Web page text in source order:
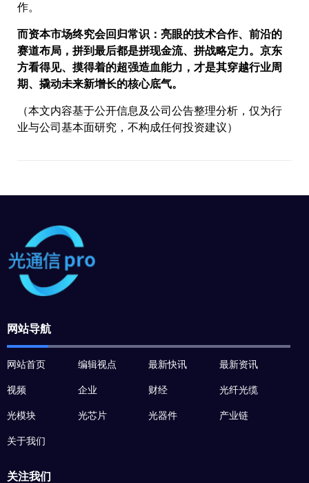
作。
而资本市场终究会回归常识：亮眼的技术合作、前沿的
赛道布局，拼到最后都是拼现金流、拼战略定力。京东
方看得见、摸得着的超强造血能力，才是其穿越行业周
期、撬动未来新增长的核心底气。
（本文内容基于公开信息及公司公告整理分析，仅为行
业与公司基本面研究，不构成任何投资建议）
网站导航
网站首页 编辑视点 最新快讯 最新资讯
视频 企业 财经 光纤光缆
光模块 光芯片 光器件 产业链
关于我们
关注我们